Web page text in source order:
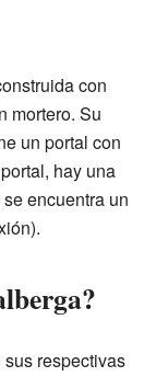
con
mortero. Su
un portal con
hay una
encuentra un
respectivas